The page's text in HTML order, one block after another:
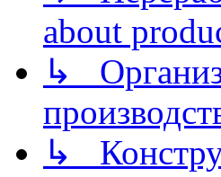
about
↳
↳